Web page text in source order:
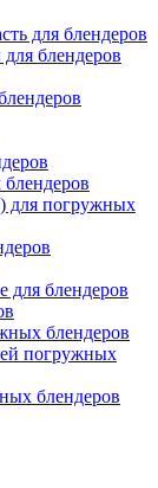
для блендеров
блендеров
для погружных
для блендеров
блендеров
погружных
блендеров